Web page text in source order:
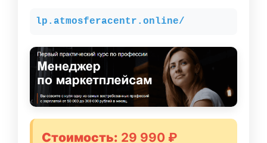
lp.atmosferacentr.online/
Стоимость: 29 990 ₽